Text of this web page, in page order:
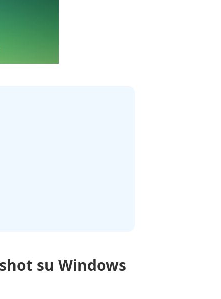
su Windows